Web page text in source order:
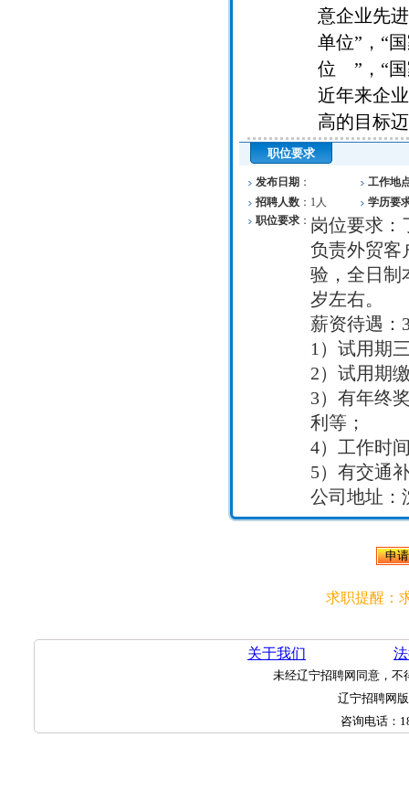
意企业先
单位”，“
位 ”，“国
近年来企
高的目标
职位要求
发布日期 ：
工作地
招聘人数 ： 1人
学历要
职位要求 ： 岗位要求：
负责外贸客
验，全日制
岁左右。
薪资待遇：
1）试用期
2）试用期
3）有年终
利等；
4）工作时
5）有交通
公司地址：
求职提醒：
关于我们
未经辽宁招聘网同意，不
辽宁招聘网
咨询电话：